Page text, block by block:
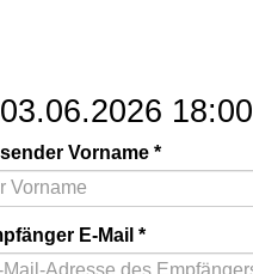
18:00
Vorname
E-Mail